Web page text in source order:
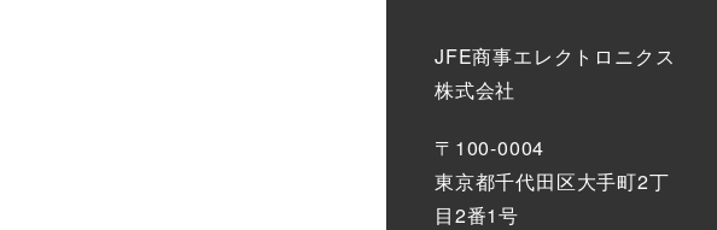
JFE商事エレクトロニクス
株式会社
〒100-0004
東京都千代田区大手町2丁
目2番1号